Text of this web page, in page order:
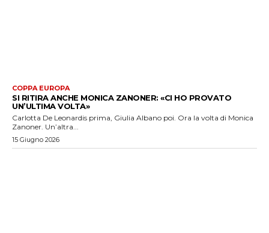
COPPA EUROPA
SI RITIRA ANCHE MONICA ZANONER: «CI HO PROVATO
UN’ULTIMA VOLTA»
Carlotta De Leonardis prima, Giulia Albano poi. Ora la volta di Monica
Zanoner. Un’altra...
15 Giugno 2026